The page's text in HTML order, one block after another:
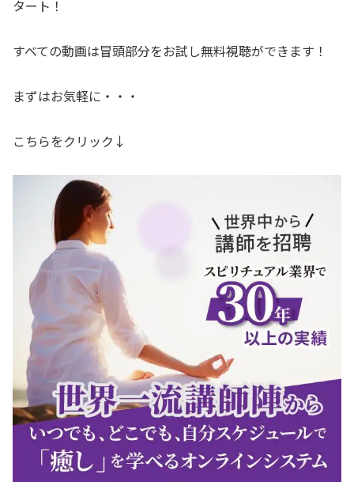
タート！
すべての動画は冒頭部分をお試し無料視聴ができます！
まずはお気軽に・・・
こちらをクリック↓